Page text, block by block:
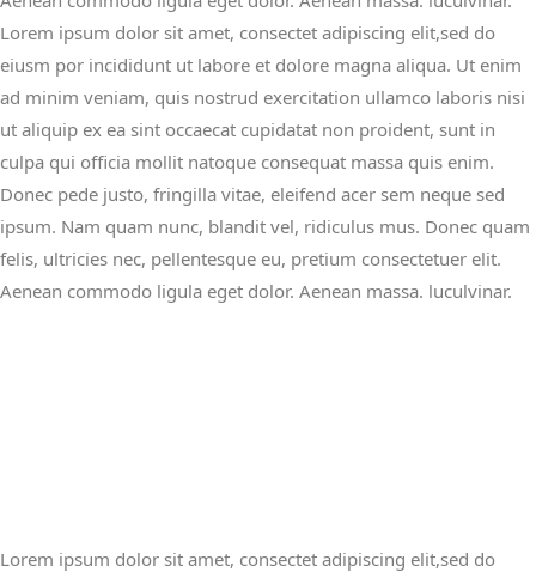
Lorem ipsum dolor sit amet, consectet adipiscing elit,sed do
eiusm por incididunt ut labore et dolore magna aliqua. Ut enim
ad minim veniam, quis nostrud exercitation ullamco laboris nisi
ut aliquip ex ea sint occaecat cupidatat non proident, sunt in
culpa qui officia mollit natoque consequat massa quis enim.
Donec pede justo, fringilla vitae, eleifend acer sem neque sed
ipsum. Nam quam nunc, blandit vel, ridiculus mus. Donec quam
felis, ultricies nec, pellentesque eu, pretium consectetuer elit.
Aenean commodo ligula eget dolor. Aenean massa. luculvinar.
Lorem ipsum dolor sit amet, consectet adipiscing elit,sed do